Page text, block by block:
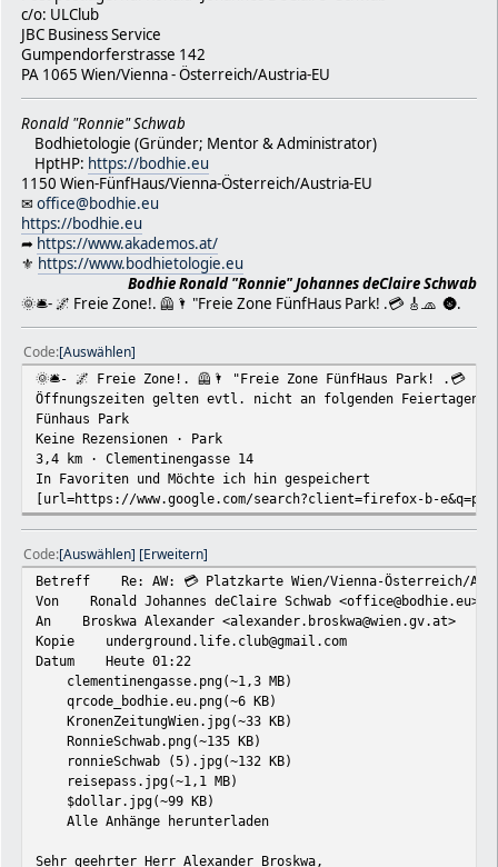
c/o: ULClub
JBC Business Service
Gumpendorferstrasse 142
PA 1065 Wien/Vienna - Österreich/Austria-EU
Ronald "Ronnie" Schwab
Bodhietologie (Gründer; Mentor & Administrator)
HptHP: https://bodhie.eu
1150 Wien-FünfHaus/Vienna-Österreich/Austria-EU
✉ office@bodhie.eu
https://bodhie.eu
➦ https://www.akademos.at/
⚜ https://www.bodhietologie.eu
Bodhie Ronald "Ronnie" Johannes deClaire Schwab
🌞🛎- 🌌 Freie Zone!. 🦺🌂 "Freie Zone FünfHaus Park! .💳 🎸🧢 🌚.
Code Auswählen
🌞🛎- 🌌 Freie Zone!. 🦺🌂 "Freie Zone FünfHaus Park! .💳 🎸
Öffnungszeiten gelten evtl. nicht an folgenden
Fünhaus Park
Keine Rezensionen · Park
3,4 km · Clementinengasse 14
In Favoriten und Möchte ich hin gespeichert
[url=https://www.google.com/search?client=firefox-b-
Code Auswählen Erweitern
Betreff Re: AW: 💳 Platzkarte Wien/Vienna-Österreich/
Von Ronald Johannes deClaire Schwab <office@bodhie.eu>
An Broskwa Alexander <alexander.broskwa@wien.gv.at>
Kopie underground.life.club@gmail.com
Datum Heute 01:22
clementinengasse.png(~1,3 MB)
qrcode_bodhie.eu.png(~6 KB)
KronenZeitungWien.jpg(~33 KB)
RonnieSchwab.png(~135 KB)
ronnieSchwab (5).jpg(~132 KB)
reisepass.jpg(~1,1 MB)
$dollar.jpg(~99 KB)
Alle Anhänge herunterladen
Sehr geehrter Herr Alexander Broskwa,